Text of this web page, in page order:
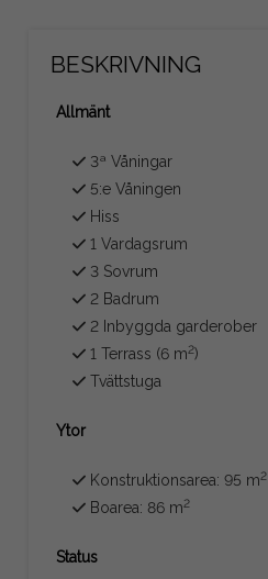
BESKRIVNING
Allmänt
3ª Våningar
5:e Våningen
Hiss
1 Vardagsrum
3 Sovrum
2 Badrum
2 Inbyggda garderober
1 Terrass (6 m2)
Tvättstuga
Ytor
Konstruktionsarea: 95 m2
Boarea: 86 m2
Status